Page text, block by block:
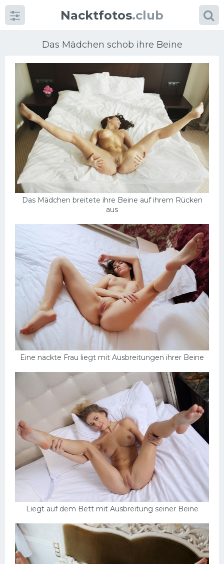
Nacktfotos.club
Das Mädchen schob ihre Beine
Das Mädchen breitete ihre Beine auf ihrem Rücken
aus
Eine nackte Frau liegt mit Ausbreitungen ihrer Beine
Liegt auf dem Bett mit Ausbreitung seiner Beine
Kategorienfoto
Große Brüste
Blonde
Milfs
Reife Frauen
Anal
Russisch
Gruppen
Hardcore
Großer Schwanz
Nackte Mädchen